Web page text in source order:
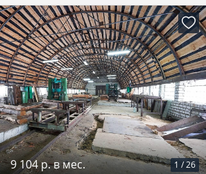
1 /26
9 104 р. в мес.